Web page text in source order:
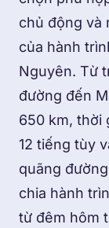
chủ động và
của hành
Nguyên. Từ
đường đến
650 km, thời
12 tiếng tùy
quãng
chia hành
từ đêm hôm